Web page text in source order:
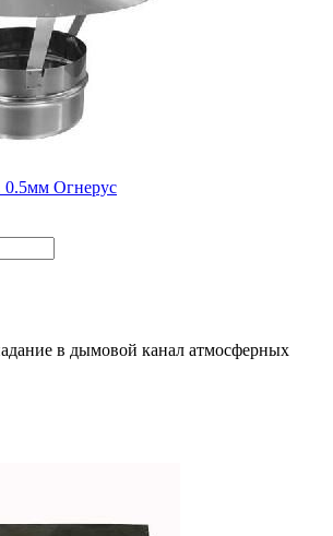
0.5мм Огнерус
в дымовой канал атмосферных